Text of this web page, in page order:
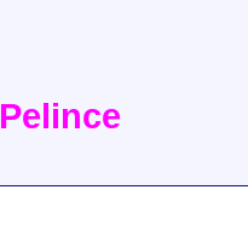
Pelince